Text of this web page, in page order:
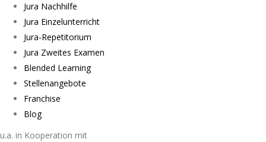
Jura Nachhilfe
Jura Einzelunterricht
Jura-Repetitorium
Jura Zweites Examen
Blended Learning
Stellenangebote
Franchise
Blog
u.a. in Kooperation mit